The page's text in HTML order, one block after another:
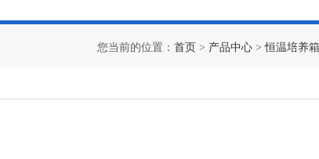
您当前的位置： 首页 > 产品中心 >恒温培养